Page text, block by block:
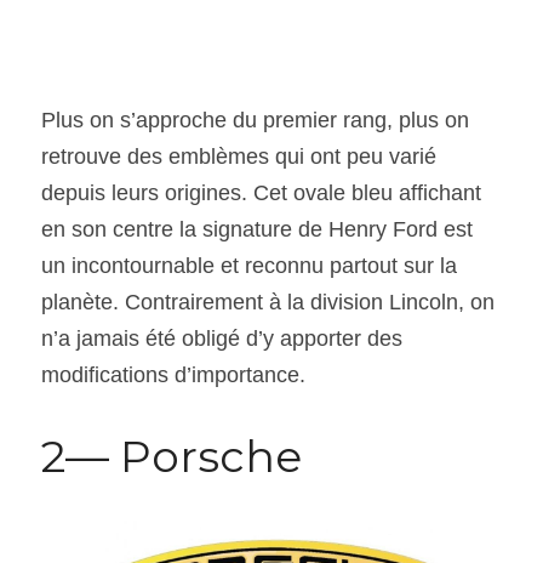
Plus on s’approche du premier rang, plus on
retrouve des emblèmes qui ont peu varié
depuis leurs origines. Cet ovale bleu affichant
en son centre la signature de Henry Ford est
un incontournable et reconnu partout sur la
planète. Contrairement à la division Lincoln, on
n’a jamais été obligé d’y apporter des
modifications d’importance.
2— Porsche